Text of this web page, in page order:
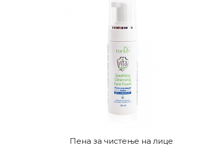
Пена за чистење на лице